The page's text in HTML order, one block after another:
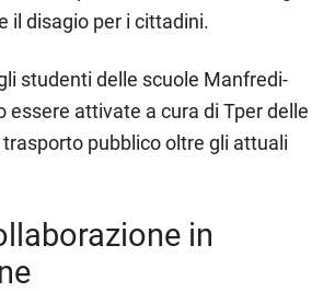
il disagio per i cittadini.
studenti delle scuole Manfredi-
essere attivate a cura di Tper delle
pubblico oltre gli attuali
in